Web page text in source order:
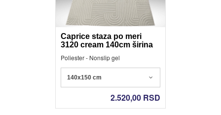
Caprice staza po meri
3120 cream 140cm širina
Poliester - Nonslip gel
140x150 cm
2.520,00 RSD